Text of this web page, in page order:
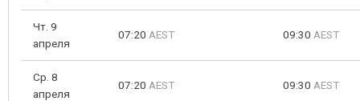
Чт. 9
апреля
07:20 AEST 09:30 AEST
Ср. 8
апреля
07:20 AEST 09:30 AEST